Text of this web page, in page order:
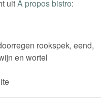
uitA propos bistro:
rookspek, eend,
en wortel